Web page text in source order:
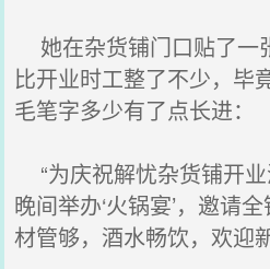
她在杂货铺门口贴了一
比开业时工整了不少，毕
毛笔字多少有了点长进：
“为庆祝解忧杂货铺开
晚间举办‘火锅宴’，邀请
材管够，酒水畅饮，欢迎